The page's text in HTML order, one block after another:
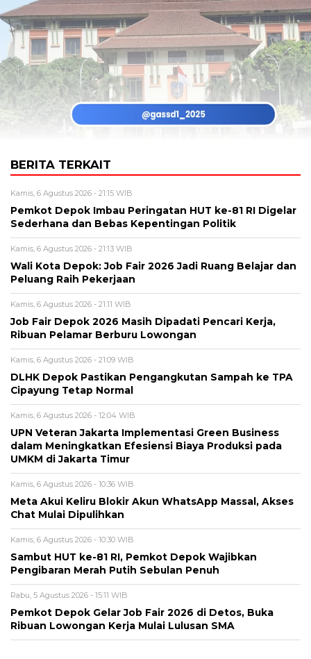
BERITA TERKAIT
Kamis, 6 Agustus 2026 - 21:15 WIB
Pemkot Depok Imbau Peringatan HUT ke-81 RI Digelar
Sederhana dan Bebas Kepentingan Politik
Kamis, 6 Agustus 2026 - 21:13 WIB
Wali Kota Depok: Job Fair 2026 Jadi Ruang Belajar dan
Peluang Raih Pekerjaan
Kamis, 6 Agustus 2026 - 21:11 WIB
Job Fair Depok 2026 Masih Dipadati Pencari Kerja,
Ribuan Pelamar Berburu Lowongan
Kamis, 6 Agustus 2026 - 21:09 WIB
DLHK Depok Pastikan Pengangkutan Sampah ke TPA
Cipayung Tetap Normal
Kamis, 6 Agustus 2026 - 12:04 WIB
UPN Veteran Jakarta Implementasi Green Business
dalam Meningkatkan Efesiensi Biaya Produksi pada
UMKM di Jakarta Timur
Kamis, 6 Agustus 2026 - 10:36 WIB
Meta Akui Keliru Blokir Akun WhatsApp Massal, Akses
Chat Mulai Dipulihkan
Kamis, 6 Agustus 2026 - 10:30 WIB
Sambut HUT ke-81 RI, Pemkot Depok Wajibkan
Pengibaran Merah Putih Sebulan Penuh
Rabu, 5 Agustus 2026 - 15:11 WIB
Pemkot Depok Gelar Job Fair 2026 di Detos, Buka
Ribuan Lowongan Kerja Mulai Lulusan SMA